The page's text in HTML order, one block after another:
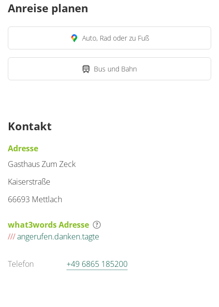
Anreise planen
Auto, Rad oder zu Fuß
Bus und Bahn
Kontakt
Adresse
Gasthaus Zum Zeck
Kaiserstraße
66693 Mettlach
what3words Adresse
///angerufen.danken.tagte
Telefon +49 6865 185200